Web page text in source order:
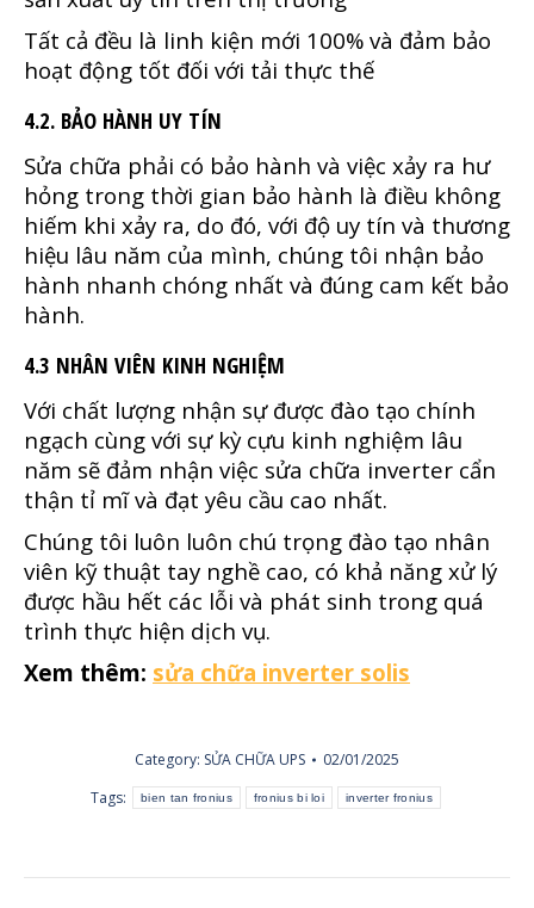
Tất cả đều là linh kiện mới 100% và đảm bảo
hoạt động tốt đối với tải thực thế
4.2. BẢO HÀNH UY TÍN
Sửa chữa phải có bảo hành và việc xảy ra hư
hỏng trong thời gian bảo hành là điều không
hiếm khi xảy ra, do đó, với độ uy tín và thương
hiệu lâu năm của mình, chúng tôi nhận bảo
hành nhanh chóng nhất và đúng cam kết bảo
hành.
4.3 NHÂN VIÊN KINH NGHIỆM
Với chất lượng nhận sự được đào tạo chính
ngạch cùng với sự kỳ cựu kinh nghiệm lâu
năm sẽ đảm nhận việc sửa chữa inverter cẩn
thận tỉ mĩ và đạt yêu cầu cao nhất.
Chúng tôi luôn luôn chú trọng đào tạo nhân
viên kỹ thuật tay nghề cao, có khả năng xử lý
được hầu hết các lỗi và phát sinh trong quá
trình thực hiện dịch vụ.
Xem thêm: sửa chữa inverter solis
Category: SỬA CHỮA UPS
02/01/2025
Tags:
bien tan fronius fronius bi loi inverter fronius